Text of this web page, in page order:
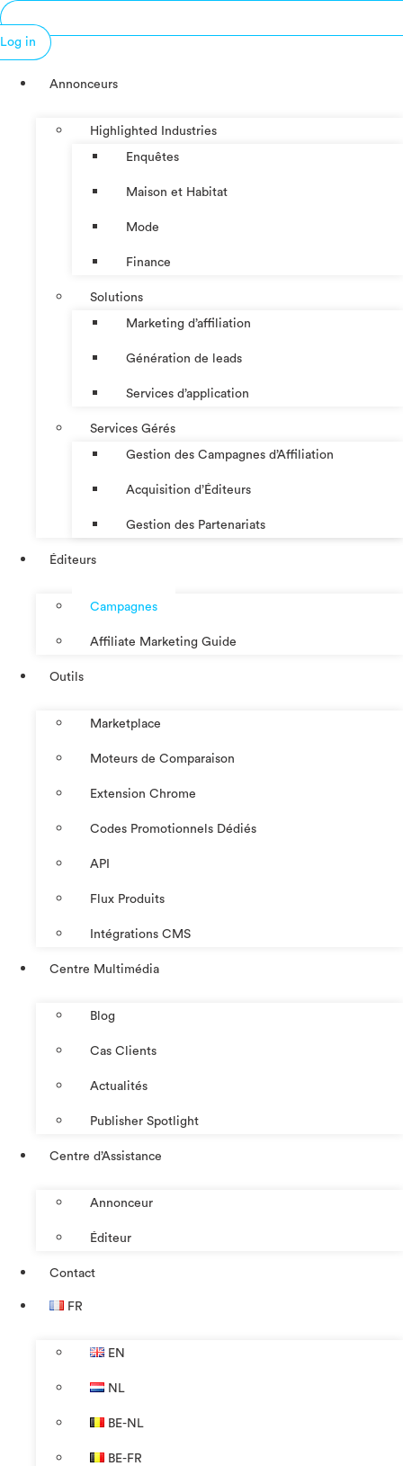
Log in
Annonceurs
Highlighted Industries
Enquêtes
Maison et Habitat
Mode
Finance
Solutions
Marketing d’affiliation
Génération de leads
Services d’application
Services Gérés
Gestion des Campagnes d’Affiliation​
Acquisition d’Éditeurs
Gestion des Partenariats
Éditeurs
Campagnes
Affiliate Marketing Guide
Outils
Marketplace
Moteurs de Comparaison
Extension Chrome
Codes Promotionnels Dédiés
API
Flux Produits
Intégrations CMS
Centre Multimédia
Blog
Cas Clients
Actualités
Publisher Spotlight
Centre d’Assistance
Annonceur
Éditeur
Contact
FR
EN
NL
BE-NL
BE-FR